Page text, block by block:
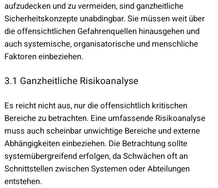
aufzudecken und zu vermeiden, sind ganzheitliche
Sicherheitskonzepte unabdingbar. Sie müssen weit über
die offensichtlichen Gefahrenquellen hinausgehen und
auch systemische, organisatorische und menschliche
Faktoren einbeziehen.
3.1 Ganzheitliche Risikoanalyse
Es reicht nicht aus, nur die offensichtlich kritischen
Bereiche zu betrachten. Eine umfassende Risikoanalyse
muss auch scheinbar unwichtige Bereiche und externe
Abhängigkeiten einbeziehen. Die Betrachtung sollte
systemübergreifend erfolgen, da Schwächen oft an
Schnittstellen zwischen Systemen oder Abteilungen
entstehen.